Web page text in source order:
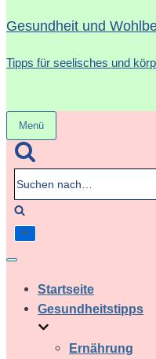
Gesundheit und
Tipps für seelisches und
Menü
Navigation
umschalten
Suchen
nach…
Navigation
Startseite
Gesundheitstipps
Ernährung